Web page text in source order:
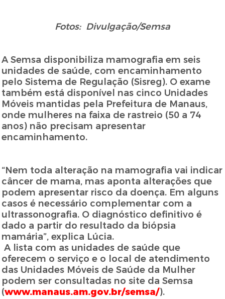
Fotos: Divulgação/Semsa
A Semsa disponibiliza mamografia em seis
unidades de saúde, com encaminhamento
pelo Sistema de Regulação (Sisreg). O exame
também está disponível nas cinco Unidades
Móveis mantidas pela Prefeitura de Manaus,
onde mulheres na faixa de rastreio (50 a 74
anos) não precisam apresentar
encaminhamento.
“Nem toda alteração na mamografia vai indicar
câncer de mama, mas aponta alterações que
podem apresentar risco da doença. Em alguns
casos é necessário complementar com a
ultrassonografia. O diagnóstico definitivo é
dado a partir do resultado da biópsia
mamária”, explica Lúcia.
A lista com as unidades de saúde que
oferecem o serviço e o local de atendimento
das Unidades Móveis de Saúde da Mulher
podem ser consultadas no site da Semsa
(www.manaus.am.gov.br/semsa/).